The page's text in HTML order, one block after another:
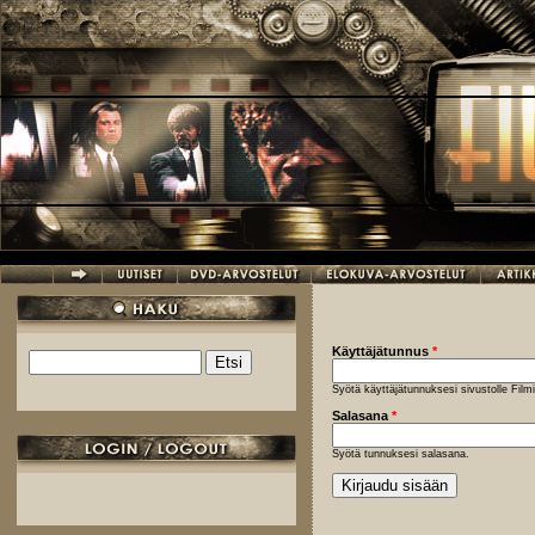
Hyppää pääsisältöön
Hakulomake
Käyttäjätunnus *
Syötä käyttäjätunnuksesi sivustolle
Salasana *
Syötä tunnuksesi salasana.